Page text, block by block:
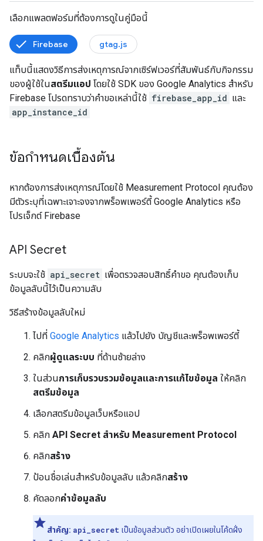
เลือกแพลตฟอร์มที่ต้องการดูในคู่มือนี้
Firebase gtag.js
แท็บนี้แสดงวิธีการส่งเหตุการณ์จากเซิร์ฟเวอร์ที่สัมพันธ์กับกิจกรรม
ของผู้ใช้ในสตรีมแอป โดยใช้ SDK ของ Google Analytics สําหรับ
Firebase โปรดทราบว่าคําขอเหล่านี้ใช้ firebase_app_id และ
app_instance_id
ข้อกำหนดเบื้องต้น
หากต้องการส่งเหตุการณ์โดยใช้ Measurement Protocol คุณต้อง
มีตัวระบุที่เฉพาะเจาะจงจากพร็อพเพอร์ตี้ Google Analytics หรือ
โปรเจ็กต์ Firebase
API Secret
ระบบจะใช้ api_secret เพื่อตรวจสอบสิทธิ์คําขอ คุณต้องเก็บ
ข้อมูลลับนี้ไว้เป็นความลับ
วิธีสร้างข้อมูลลับใหม่
ไปที่ Google Analytics แล้วไปยัง บัญชีและพร็อพเพอร์ตี้
คลิกผู้ดูแลระบบ ที่ด้านซ้ายล่าง
ในส่วนการเก็บรวบรวมข้อมูลและการแก้ไขข้อมูล ให้คลิก
สตรีมข้อมูล
เลือกสตรีมข้อมูลเว็บหรือแอป
คลิก API Secret สำหรับ Measurement Protocol
คลิกสร้าง
ป้อนชื่อเล่นสําหรับข้อมูลลับ แล้วคลิกสร้าง
คัดลอกค่าข้อมูลลับ
สำคัญ: api_secret เป็นข้อมูลส่วนตัว อย่าเปิดเผยในโค้ดฝั่ง